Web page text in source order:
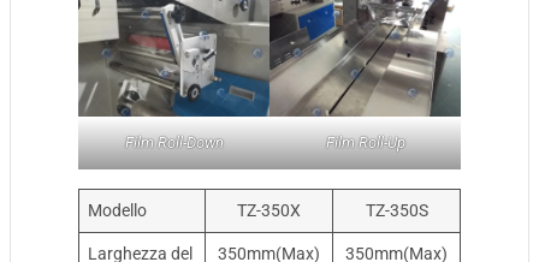
Film Roll-Down Film Roll-Up
Modello TZ-350X TZ-350S
Larghezza del
350mm(Max) 350mm(Max)